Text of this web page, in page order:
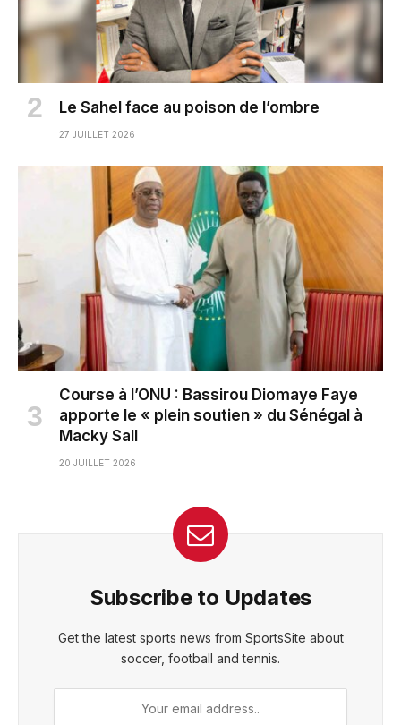
Le Sahel face au poison de l’ombre
27 JUILLET 2026
Course à l’ONU : Bassirou Diomaye Faye
apporte le « plein soutien » du Sénégal à
Macky Sall
20 JUILLET 2026
Subscribe to Updates
Get the latest sports news from SportsSite about
soccer, football and tennis.